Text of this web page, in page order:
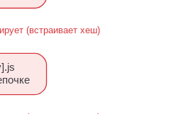
(встраивает хеш)